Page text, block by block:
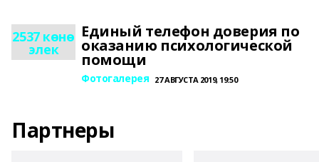
2537 көнө
элек
Единый телефон доверия по
оказанию психологической
помощи
Фотогалерея 27 АВГУСТА 2019, 19:50
Партнеры